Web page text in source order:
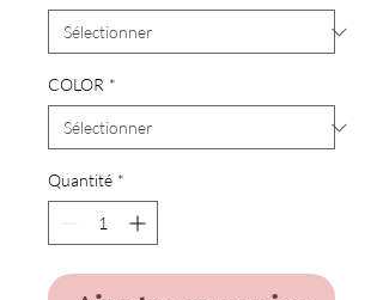
COLOR *
Quantité *